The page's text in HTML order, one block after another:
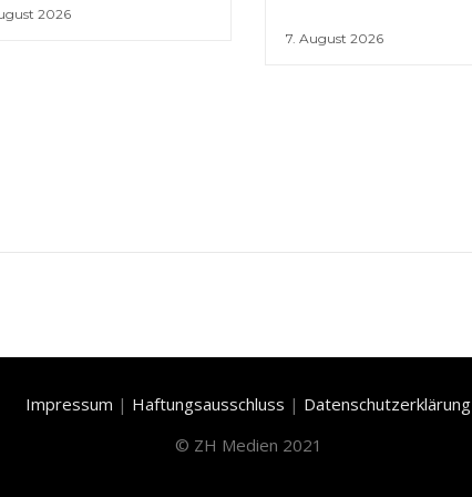
2026
7. August 2026
Impressum | Haftungsausschluss | Datenschutzerklärung
© ZH Medien 2021